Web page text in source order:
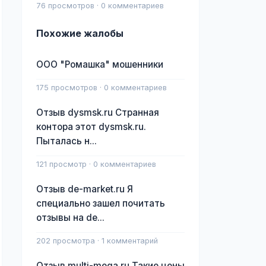
76 просмотров · 0 комментариев
Похожие жалобы
ООО "Ромашка" мошенники
175 просмотров · 0 комментариев
Отзыв dysmsk.ru Странная
контора этот dysmsk.ru.
Пыталась н...
121 просмотр · 0 комментариев
Отзыв de-market.ru Я
специально зашел почитать
отзывы на de...
202 просмотра · 1 комментарий